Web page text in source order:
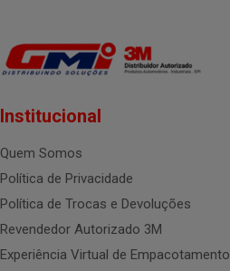
Institucional
Quem Somos
Política de Privacidade
Política de Trocas e Devoluções
Revendedor Autorizado 3M
Experiência Virtual de Empacotamento